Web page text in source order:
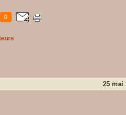
0
25 mai